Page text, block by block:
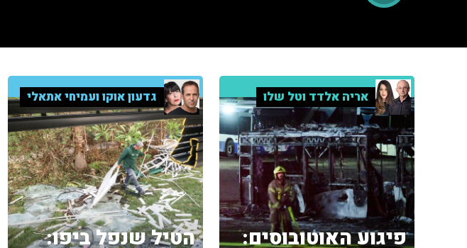
אריה אלדד וטל שלו
פיגוע האוטובוסים:
גדעון אוקו ועמיחי אתאלי
הטיל שנפל ביפו: